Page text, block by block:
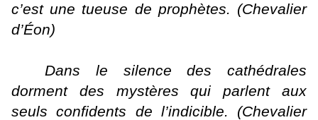
c’est une tueuse de prophètes. (Chevalier
d’Éon)
Dans le silence des cathédrales
dorment des mystères qui parlent aux
seuls confidents de l’indicible. (Chevalier